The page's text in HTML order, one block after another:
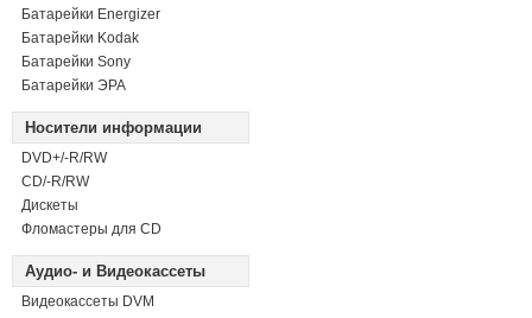
Батарейки Energizer
Батарейки Kodak
Батарейки Sony
Батарейки ЭРА
Носители информации
DVD+/-R/RW
СD/-R/RW
Дискеты
Фломастеры для CD
Аудио- и Видеокассеты
Видеокассеты DVM